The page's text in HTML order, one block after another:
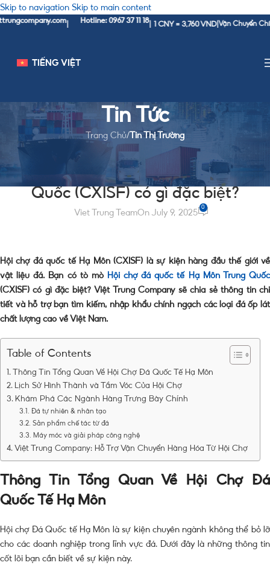
Skip to navigation Skip to main content
| Hotline: 0967 37 11 18 1 CNY = 3,760 VND|Vận Chuyển Chính
TIẾNG VIỆT
Tin Tức
Trang Chủ/ Tin Thị Trường
Hội chợ đá quốc tế Hạ Môn Trung
Quốc (CXISF) có gì đặc biệt?
Viet Trung TeamOn July 9, 2025
0
Hội chợ đá quốc tế Hạ Môn (CXISF) là sự kiện hàng đầu thế giới về
vật liệu đá. Bạn có tò mò
Hội chợ đá quốc tế Hạ Môn Trung Quốc
(CXISF) có gì đặc biệt?Việt Trung Company sẽ chia sẻ thông tin chi
tiết và hỗ trợ bạn tìm kiếm, nhập khẩu chính ngạch các loại đá ốp lát
chất lượng cao về Việt Nam.
Table of Contents
Thông Tin Tổng Quan Về Hội Chợ Đá Quốc Tế Hạ Môn
Lịch Sử Hình Thành và Tầm Vóc Của Hội Chợ
Khám Phá Các Ngành Hàng Trưng Bày Chính
Đá tự nhiên & nhân tạo
Sản phẩm chế tác từ đá
Máy móc và giải pháp công nghệ
Việt Trung Company: Hỗ Trợ Vận Chuyển Hàng Hóa Từ Hội Chợ
Thông Tin Tổng Quan Về Hội Chợ Đá
Quốc Tế Hạ Môn
Hội chợ Đá Quốc tế Hạ Môn là sự kiện chuyên ngành không thể bỏ lỡ
cho các doanh nghiệp trong lĩnh vực đá. Dưới đây là những thông tin
cốt lõi bạn cần biết về sự kiện này.